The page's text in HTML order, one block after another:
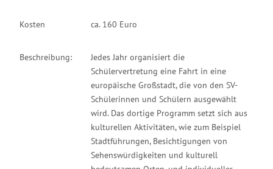
Kosten ca. 160 Euro
Beschreibung:
Jedes Jahr organisiert die
Schülervertretung eine Fahrt in eine
europäische Großstadt, die von den SV-
Schülerinnen und Schülern ausgewählt
wird. Das dortige Programm setzt sich aus
kulturellen Aktivitäten, wie zum Beispiel
Stadtführungen, Besichtigungen von
Sehenswürdigkeiten und kulturell